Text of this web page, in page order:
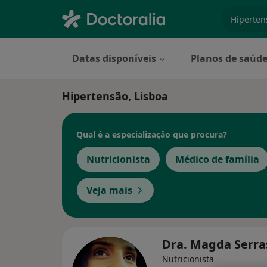
Datas disponíveis Planos de saúde
Hipertensão, Lisboa
Qual é a especialização que procura?
Nutricionista Médico de família
Veja mais
Dra. Magda
Nutricionista